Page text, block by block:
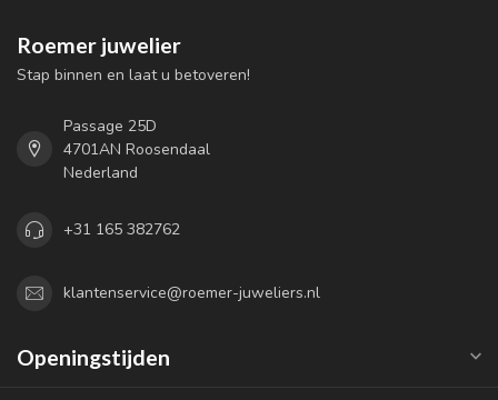
Roemer juwelier
Stap binnen en laat u betoveren!
Passage 25D
4701AN Roosendaal
Nederland
+31 165 382762
klantenservice@roemer-juweliers.nl
Openingstijden